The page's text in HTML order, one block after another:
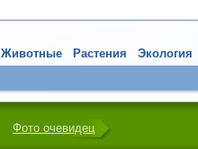
Животные Растения Экология
Фото очевидец